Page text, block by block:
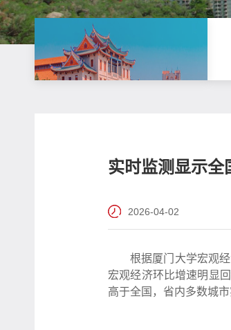
实时监测显示全
2026-04-02
根据厦门大学宏观
宏观经济环比增速明显
高于全国，省内多数城